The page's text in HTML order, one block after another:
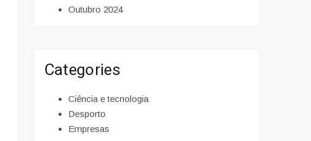
Outubro 2024
Categories
Ciência e tecnologia
Desporto
Empresas